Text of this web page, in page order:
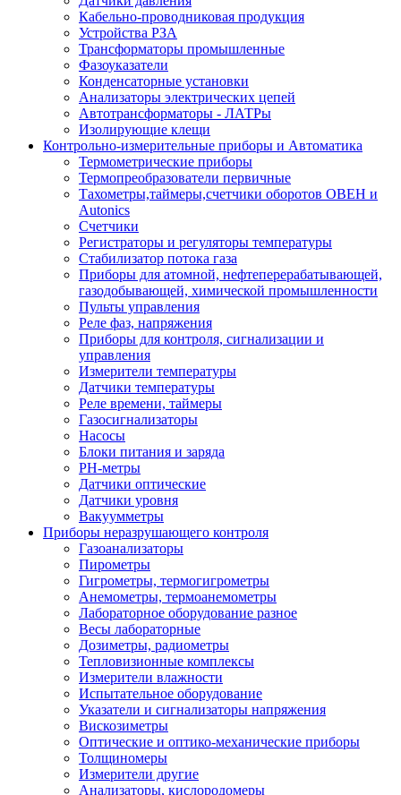
Кабельно-проводниковая продукция
Устройства РЗА
Трансформаторы промышленные
Фазоуказатели
Конденсаторные установки
Анализаторы электрических цепей
Автотрансформаторы - ЛАТРы
Изолирующие клещи
Контрольно-измерительные приборы и Автоматика
Термометрические приборы
Термопреобразователи первичные
Тахометры,таймеры,счетчики оборотов ОВЕН и
Autonics
Счетчики
Регистраторы и регуляторы температуры
Стабилизатор потока газа
Приборы для атомной, нефтеперерабатывающей,
газодобывающей, химической промышленности
Пульты управления
Реле фаз, напряжения
Приборы для контроля, сигнализации и
управления
Измерители температуры
Датчики температуры
Реле времени, таймеры
Газосигнализаторы
Насосы
Блоки питания и заряда
PH-метры
Датчики оптические
Датчики уровня
Вакуумметры
Приборы неразрушающего контроля
Газоанализаторы
Пирометры
Гигрометры, термогигрометры
Анемометры, термоанемометры
Лабораторное оборудование разное
Весы лабораторные
Дозиметры, радиометры
Тепловизионные комплексы
Измерители влажности
Испытательное оборудование
Указатели и сигнализаторы напряжения
Вискозиметры
Оптические и оптико-механические приборы
Толщиномеры
Измерители другие
Анализаторы, кислородомеры